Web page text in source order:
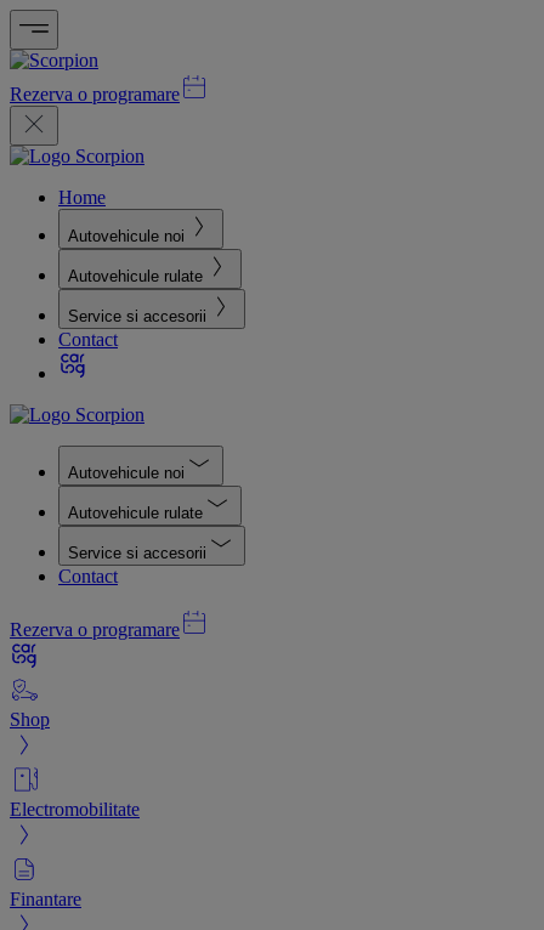
Rezerva o programare
Home
Autovehicule noi
Autovehicule rulate
Service si accesorii
Contact
Autovehicule noi
Autovehicule rulate
Service si accesorii
Contact
Rezerva o programare
Shop
Electromobilitate
Finantare